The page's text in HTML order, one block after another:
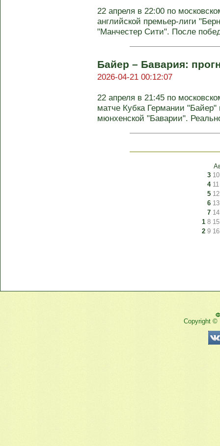
22 апреля в 22:00 по
английской премьер-лиги
"Манчестер Сити". После
Байер – Бавария:
2026-04-21 00:12:07
22 апреля в 21:45 по
матче Кубка Германии "Байер"
мюнхенской "Баварии".
3 10
4 11
5 12
6 13
7 14
1 8 15
2 9 16
Copyright ©